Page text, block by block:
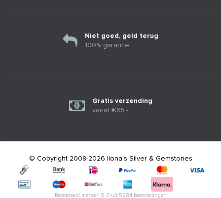
Niet goed, geld terug
100% garantie
Gratis verzending
vanaf €65.-
© Copyright 2008-2026 Ilona's Silver & Gemstones
Beoordeeld met een 9.6uit 5284beoordelingen